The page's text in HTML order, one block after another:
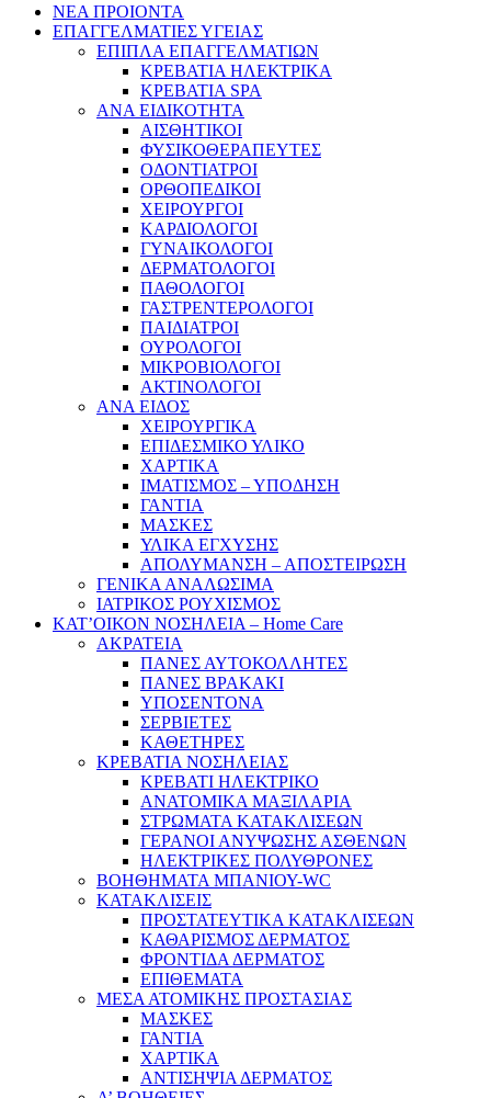
ΝΕΑ ΠΡΟΙΟΝΤΑ
ΕΠΑΓΓΕΛΜΑΤΙΕΣ ΥΓΕΙΑΣ
ΕΠΙΠΛΑ ΕΠΑΓΓΕΛΜΑΤΙΩΝ
ΚΡΕΒΑΤΙΑ ΗΛΕΚΤΡΙΚΑ
ΚΡΕΒΑΤΙΑ SPA
ΑΝΑ ΕΙΔΙΚΟΤΗΤΑ
ΑΙΣΘΗΤΙΚΟΙ
ΦΥΣΙΚΟΘΕΡΑΠΕΥΤΕΣ
ΟΔΟΝΤΙΑΤΡΟΙ
ΟΡΘΟΠΕΔΙΚΟΙ
ΧΕΙΡΟΥΡΓΟΙ
ΚΑΡΔΙΟΛΟΓΟΙ
ΓΥΝΑΙΚΟΛΟΓΟΙ
ΔΕΡΜΑΤΟΛΟΓΟΙ
ΠΑΘΟΛΟΓΟΙ
ΓΑΣΤΡΕΝΤΕΡΟΛΟΓΟΙ
ΠΑΙΔΙΑΤΡΟΙ
ΟΥΡΟΛΟΓΟΙ
ΜΙΚΡΟΒΙΟΛΟΓΟΙ
ΑΚΤΙΝΟΛΟΓΟΙ
ΑΝΑ ΕΙΔΟΣ
ΧΕΙΡΟΥΡΓΙΚΑ
ΕΠΙΔΕΣΜΙΚΟ ΥΛΙΚΟ
ΧΑΡΤΙΚΑ
ΙΜΑΤΙΣΜΟΣ – ΥΠΟΔΗΣΗ
ΓΑΝΤΙΑ
ΜΑΣΚΕΣ
ΥΛΙΚΑ ΕΓΧΥΣΗΣ
ΑΠΟΛΥΜΑΝΣΗ – ΑΠΟΣΤΕΙΡΩΣΗ
ΓΕΝΙΚΑ ΑΝΑΛΩΣΙΜΑ
ΙΑΤΡΙΚΟΣ ΡΟΥΧΙΣΜΟΣ
ΚΑΤ’ΟΙΚΟΝ ΝΟΣΗΛΕΙΑ – Home Care
ΑΚΡΑΤΕΙΑ
ΠΑΝΕΣ ΑΥΤΟΚΟΛΛΗΤΕΣ
ΠΑΝΕΣ ΒΡΑΚΑΚΙ
ΥΠΟΣΕΝΤΟΝΑ
ΣΕΡΒΙΕΤΕΣ
ΚΑΘΕΤΗΡΕΣ
ΚΡΕΒΑΤΙΑ ΝΟΣΗΛΕΙΑΣ
ΚΡΕΒΑΤΙ ΗΛΕΚΤΡΙΚΟ
ΑΝΑΤΟΜΙΚΑ ΜΑΞΙΛΑΡΙΑ
ΣΤΡΩΜΑΤΑ ΚΑΤΑΚΛΙΣΕΩΝ
ΓΕΡΑΝΟΙ ΑΝΥΨΩΣΗΣ ΑΣΘΕΝΩΝ
ΗΛΕΚΤΡΙΚΕΣ ΠΟΛΥΘΡΟΝΕΣ
ΒΟΗΘΗΜΑΤΑ ΜΠΑΝΙΟΥ-WC
ΚΑΤΑΚΛΙΣΕΙΣ
ΠΡΟΣΤΑΤΕΥΤΙΚΑ ΚΑΤΑΚΛΙΣΕΩΝ
ΚΑΘΑΡΙΣΜΟΣ ΔΕΡΜΑΤΟΣ
ΦΡΟΝΤΙΔΑ ΔΕΡΜΑΤΟΣ
ΕΠΙΘΕΜΑΤΑ
ΜΕΣΑ ΑΤΟΜΙΚΗΣ ΠΡΟΣΤΑΣΙΑΣ
ΜΑΣΚΕΣ
ΓΑΝΤΙΑ
ΧΑΡΤΙΚΑ
ΑΝΤΙΣΗΨΙΑ ΔΕΡΜΑΤΟΣ